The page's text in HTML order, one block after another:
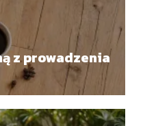
z prowadzenia